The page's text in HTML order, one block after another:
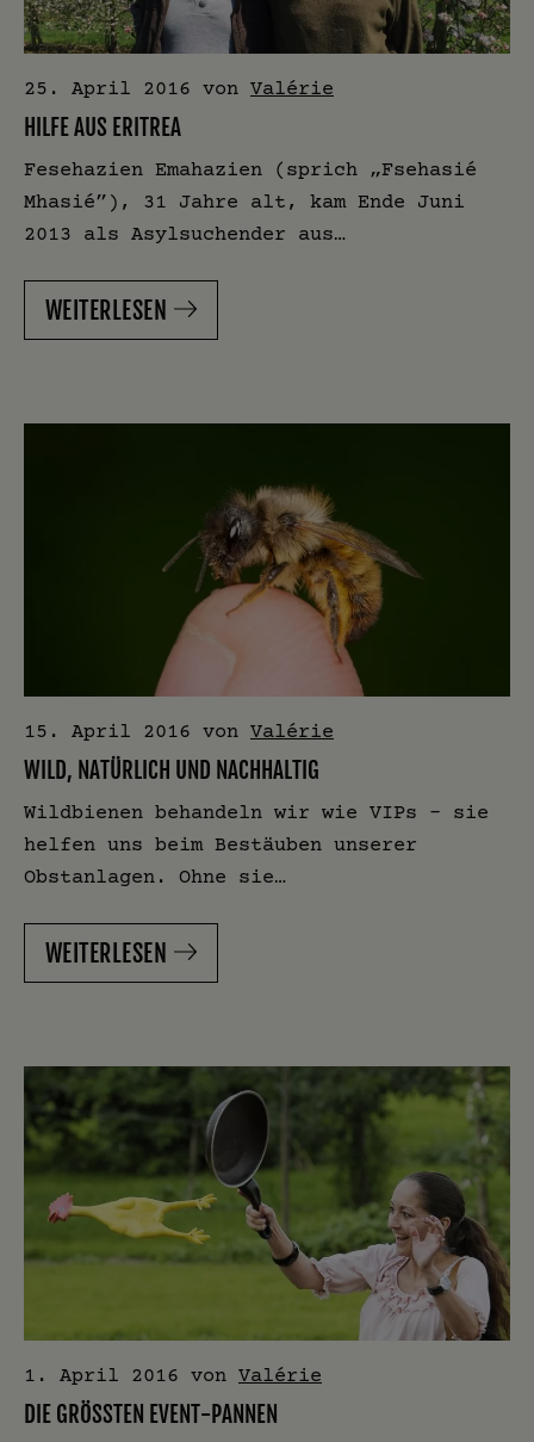
25. April 2016 von Valérie
HILFE AUS ERITREA
Fesehazien Emahazien (sprich „Fsehasié
Mhasié”), 31 Jahre alt, kam Ende Juni
2013 als Asylsuchender aus…
WEITERLESEN
15. April 2016 von Valérie
WILD, NATÜRLICH UND NACHHALTIG
Wildbienen behandeln wir wie VIPs – sie
helfen uns beim Bestäuben unserer
Obstanlagen. Ohne sie…
WEITERLESEN
1. April 2016 von Valérie
DIE GRÖSSTEN EVENT-PANNEN